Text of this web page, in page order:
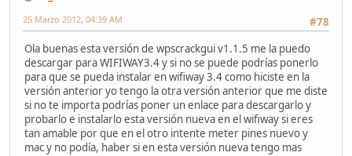
#78
25 Marzo 2012, 04:39 AM
Ola buenas esta versión de wpscrackgui v1.1.5 me la puedo
descargar para WIFIWAY3.4 y si no se puede podrías ponerlo
para que se pueda instalar en wifiway 3.4 como hiciste en la
versión anterior yo tengo la otra versión anterior que me diste
si no te importa podrías poner un enlace para descargarlo y
probarlo e instalarlo esta versión nueva en el wifiway si eres
tan amable por que en el otro intente meter pines nuevo y
mac y no podía, haber si en esta versión nueva tengo mas